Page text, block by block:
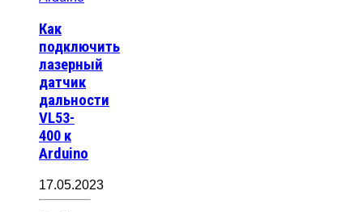
Как
подключить
лазерный
датчик
дальности
VL53-
400 к
Arduino
17.05.2023